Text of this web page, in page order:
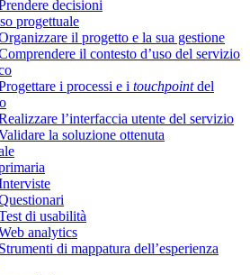
decisioni
progettuale
il progetto e la sua gestione
il contesto d’uso del servizio
i processi e i touchpointdel
l’interfaccia utente del servizio
la soluzione ottenuta
di usabilità
analytics
di mappatura dell’esperienza